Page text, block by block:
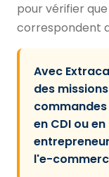
pour vérifier
correspondent
Avec
des
en CDI ou
l'e-